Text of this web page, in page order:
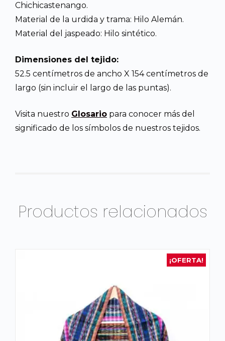
Chichicastenango.
Material de la urdida y trama: Hilo Alemán.
Material del jaspeado: Hilo sintético.
Dimensiones del tejido:
52.5 centímetros de ancho X 154 centímetros de
largo (sin incluir el largo de las puntas).
Visita nuestro Glosario para conocer más del
significado de los símbolos de nuestros tejidos.
Productos relacionados
¡OFERTA!